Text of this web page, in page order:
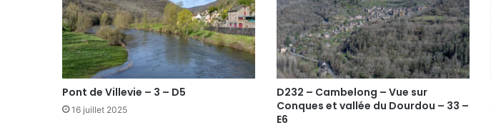
Pont de Villevie – 3 – D5
16 juillet 2025
D232 – Cambelong – Vue sur
Conques et vallée du Dourdou – 33 –
E6